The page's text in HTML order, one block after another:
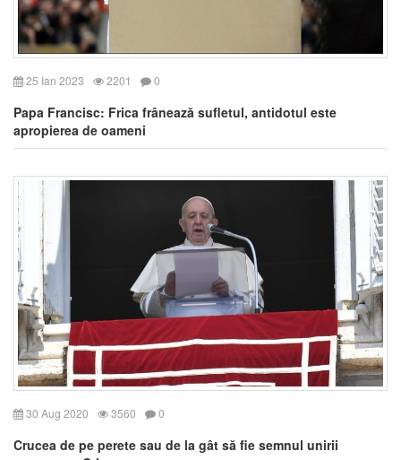
25 Ian 2023 2201 0
Papa Francisc: Frica frânează sufletul, antidotul este
apropierea de oameni
30 Aug 2020 3560 0
Crucea de pe perete sau de la gât să fie semnul unirii